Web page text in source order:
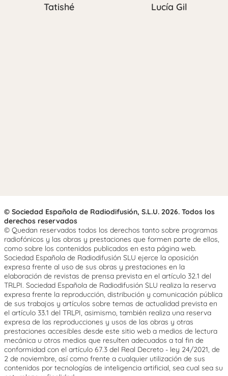
Tatishé Lucía Gil
© Sociedad Española de Radiodifusión, S.L.U. 2026. Todos los
derechos reservados
© Quedan reservados todos los derechos tanto sobre programas
radiofónicos y las obras y prestaciones que formen parte de ellos,
como sobre los contenidos publicados en esta página web.
Sociedad Española de Radiodifusión SLU ejerce la oposición
expresa frente al uso de sus obras y prestaciones en la
elaboración de revistas de prensa prevista en el artículo 32.1 del
TRLPI. Sociedad Española de Radiodifusión SLU realiza la reserva
expresa frente la reproducción, distribución y comunicación pública
de sus trabajos y artículos sobre temas de actualidad prevista en
el artículo 33.1 del TRLPI, asimismo, también realiza una reserva
expresa de las reproducciones y usos de las obras y otras
prestaciones accesibles desde este sitio web a medios de lectura
mecánica u otros medios que resulten adecuados a tal fin de
conformidad con el artículo 67.3 del Real Decreto - ley 24/2021, de
2 de noviembre, así como frente a cualquier utilización de sus
contenidos por tecnologías de inteligencia artificial, sea cual sea su